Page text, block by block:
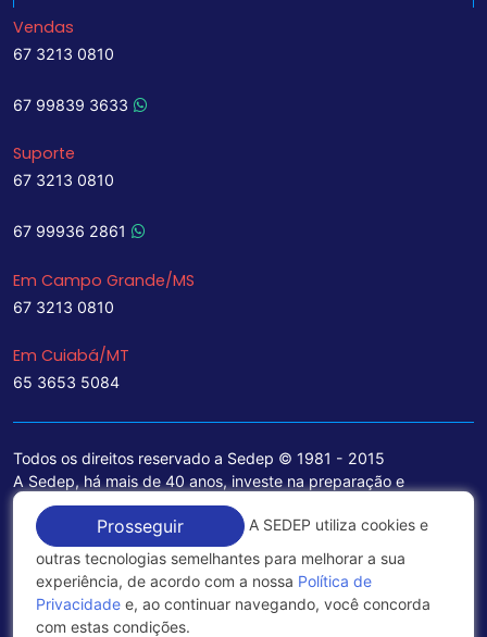
Vendas
67 3213 0810
67 99839 3633
Suporte
67 3213 0810
67 99936 2861
Em Campo Grande/MS
67 3213 0810
Em Cuiabá/MT
65 3653 5084
Todos os direitos reservado a Sedep © 1981 - 2015
A Sedep, há mais de 40 anos, investe na preparação e
treinamento de funcionários e na aquisição de tecnologia de
ponta para a ampliação de seu portfólio de serviços voltados
para a área jurídica, que contemplam informações seguras e
excelentes soluções empresariais.
Política de Privacidade
Prosseguir
A SEDEP utiliza cookies e
outras tecnologias semelhantes para melhorar a sua
experiência, de acordo com a nossa Política de
Privacidade e, ao continuar navegando, você concorda
com estas condições.